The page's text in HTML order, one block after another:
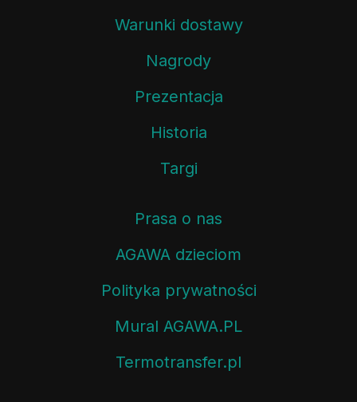
Warunki dostawy
Nagrody
Prezentacja
Historia
Targi
Prasa o nas
AGAWA dzieciom
Polityka prywatności
Mural AGAWA.PL
Termotransfer.pl